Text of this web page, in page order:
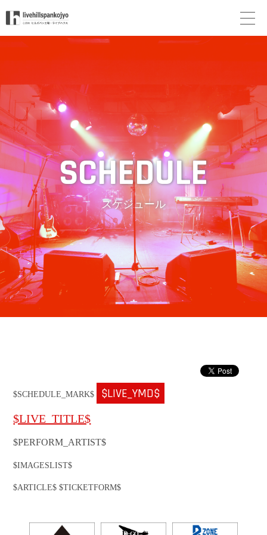
スケジュール
$SCHEDULE_MARK$ $LIVE_YMD$
$LIVE_TITLE$
$PERFORM_ARTIST$
$IMAGESLIST$
$ARTICLE$ $TICKETFORM$